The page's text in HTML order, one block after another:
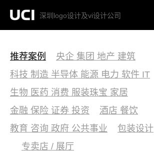
深圳logo设计及vi设计公司
推荐案例
央企 集团 地产 建筑
科技 制造 半导体 能源 电力 软件 IT
生物 医药 消费 服装珠宝 家居
金融 保险 证券 投资
酒店 餐饮
教育 咨询 政府 公共事业
包装设计
专卖店 / 展厅